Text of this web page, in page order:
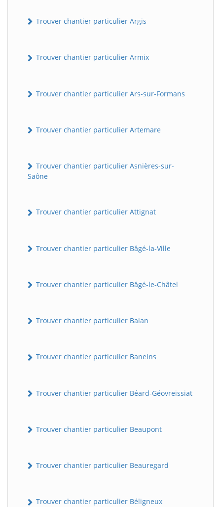
Trouver chantier particulier Argis
Trouver chantier particulier Armix
Trouver chantier particulier Ars-sur-Formans
Trouver chantier particulier Artemare
Trouver chantier particulier Asnières-sur-
Saône
Trouver chantier particulier Attignat
Trouver chantier particulier Bâgé-la-Ville
Trouver chantier particulier Bâgé-le-Châtel
Trouver chantier particulier Balan
Trouver chantier particulier Baneins
Trouver chantier particulier Béard-Géovreissiat
Trouver chantier particulier Beaupont
Trouver chantier particulier Beauregard
Trouver chantier particulier Béligneux